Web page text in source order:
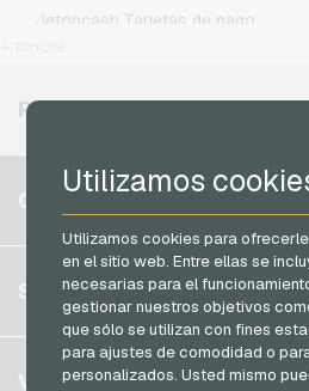
Utilizamos
Utilizamos cookies para
en el sitio web. Entre ellas se
necesarias para el
gestionar nuestros objetivos
que sólo se utilizan con fines
para ajustes de comodidad o
personalizados. Usted mismo
Jetoncash Tarjetas de pago
Neosurf Tarjetas de pago
Razer Gold Tarjetas de pago
Transcash Tarjetas de pago
REGIONES DISPONIBLES
Bélgica
Alemania (DE)
Alemania (EN)
Francia
Italia
CUENTA
Registrar
Iniciar sesión
Mi carrito
SERVICIO
FAQ
VGO-SHOP